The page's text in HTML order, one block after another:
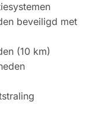
beveiligd met
(10 km)